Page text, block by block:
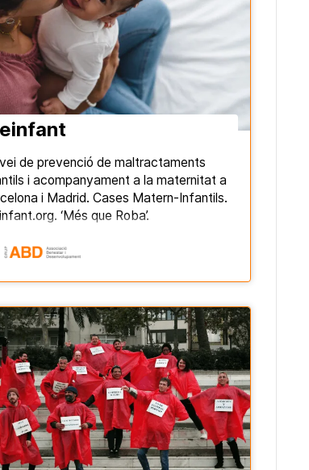
de prevenció de maltractaments
i acompanyament a la maternitat a
i Madrid. Cases Matern-Infantils.
‘Més que Roba’.